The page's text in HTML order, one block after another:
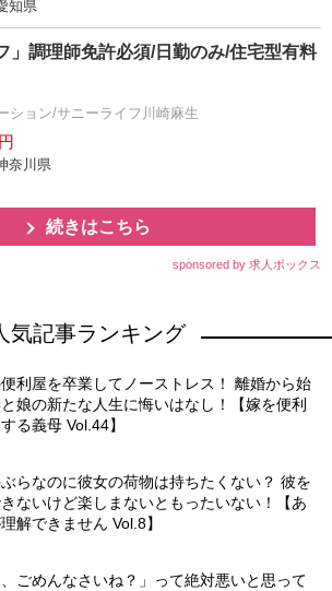
知県
」調理師免許必須/日勤のみ/住宅型有料
ション/サニーライフ川崎麻生
奈川県
続きはこちら
sponsored by 求人ボックス
気記事ランキング
利屋を卒業してノーストレス！ 離婚から始
娘の新たな人生に悔いはなし！【嫁を便利
る義母 Vol.44】
らなのに彼女の荷物は持ちたくない？ 彼を
ないけど楽しまないともったいない！【あ
解できません Vol.8】
、ごめんなさいね？」って絶対悪いと思って